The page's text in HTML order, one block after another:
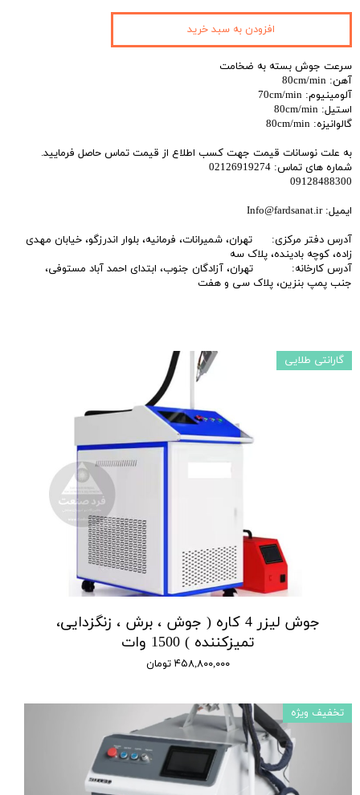
سرعت جوش بسته به ضخامت
آهن: 80cm/min
آلومینیوم: 70cm/min
استیل: 80cm/min
گالوانیزه: 80cm/min
به علت نوسانات قیمت جهت کسب اطلاع از قیمت تماس حاصل فرمایید.
شماره های تماس: 02126919274
09128488300
ایمیل: Info@fardsanat.ir
آدرس دفتر مرکزی: تهران، شمیرانات، فرمانیه، بلوار اندرزگو، خیابان مهدی
زاده، کوچه بادینده، پلاک سه
آدرس کارخانه: تهران، آزادگان جنوب، ابتدای احمد آباد مستوفی،
جنب پمپ بنزین، پلاک سی و هفت
افزودن به سبد خرید
جوش لیزر 4 کاره ( جوش ، برش ، زنگزدایی،
تمیزکننده ) 1500 وات
۴۵۸,۸۰۰,۰۰۰ تومان
گارانتی طلایی
تخفیف ویژه